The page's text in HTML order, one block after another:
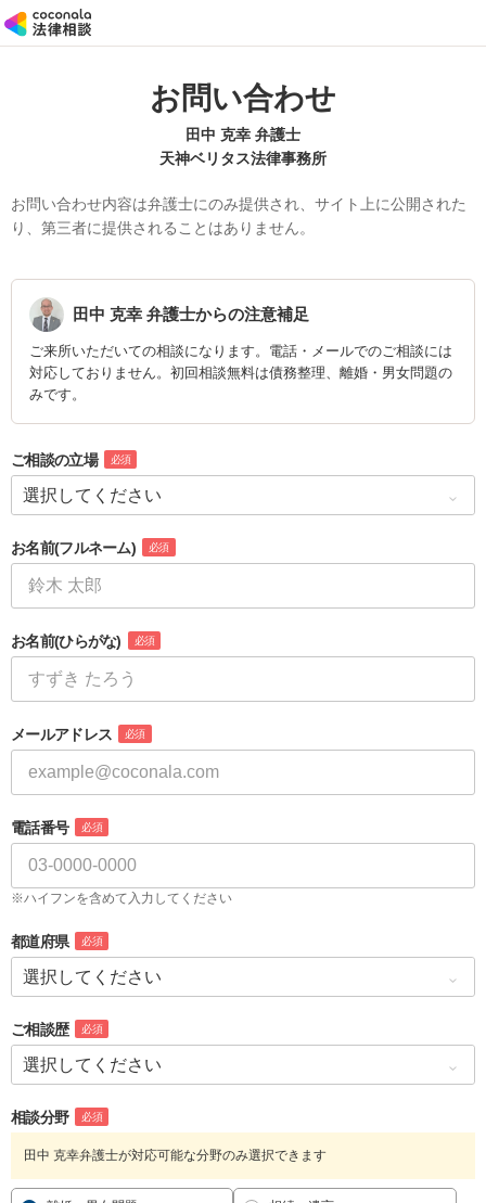
お問い合わせ
田中 克幸 弁護士
天神ベリタス法律事務所
お問い合わせ内容は弁護士にのみ提供され、サイト上に公開された
り、第三者に提供されることはありません。
田中 克幸 弁護士からの注意補足
ご来所いただいての相談になります。電話・メールでのご相談には
対応しておりません。初回相談無料は債務整理、離婚・男女問題の
みです。
ご相談の立場 必須
お名前(フルネーム) 必須
お名前(ひらがな) 必須
メールアドレス 必須
電話番号 必須
※ハイフンを含めて入力してください
都道府県 必須
ご相談歴 必須
相談分野 必須
田中 克幸弁護士が対応可能な分野のみ選択できます